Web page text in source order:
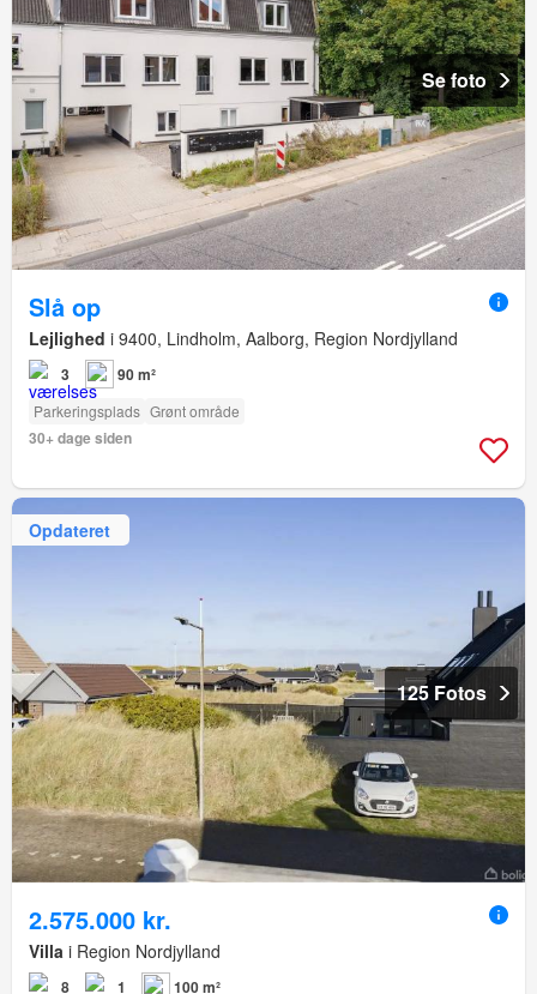
Se foto
Slå op
Lejlighed i 9400, Lindholm, Aalborg, Region Nordjylland
3 90 m²
Parkeringsplads Grønt område
30+ dage siden
Opdateret
125 Fotos
2.575.000 kr.
Villa i Region Nordjylland
8 1 100 m²